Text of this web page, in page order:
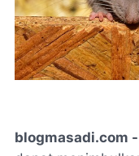
blogmasadi.com -